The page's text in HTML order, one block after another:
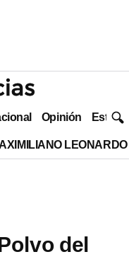
Opinión Estilo
del